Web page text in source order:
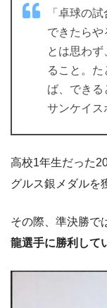
「卓球の
できたらや
とは思わ
ること。
ば、できる
サンケイス
高校1年生だった
グルス銀メダルを
その際、準決勝で
龍選手に勝利して